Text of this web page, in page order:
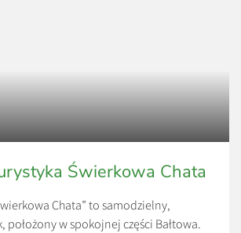
Świerkowa Chata
Chata” to samodzielny,
położony w spokojnej części Bałtowa.